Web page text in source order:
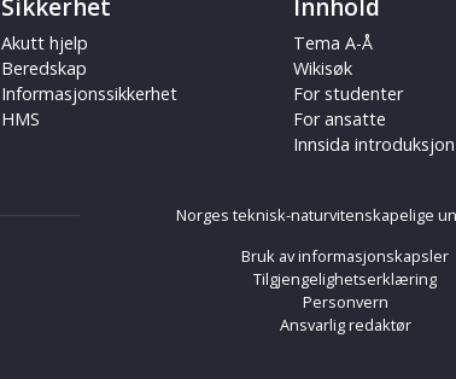
Sikkerhet
Akutt hjelp
Beredskap
Informasjonssikkerhet
HMS
Innhold
Tema A-Å
Wikisøk
For studenter
For ansatte
Innsida introduksjon
Norges teknisk-naturvitenskapelige
Bruk av informasjonskapsler
Tilgjengelighetserklæring
Personvern
Ansvarlig redaktør